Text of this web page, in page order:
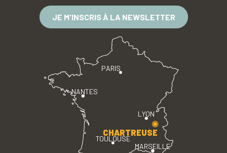
JE M'INSCRIS À LA NEWSLETTER
PARIS
LYON
TOULOUSE
MARSEILLE
NANTES
CHARTREUSE